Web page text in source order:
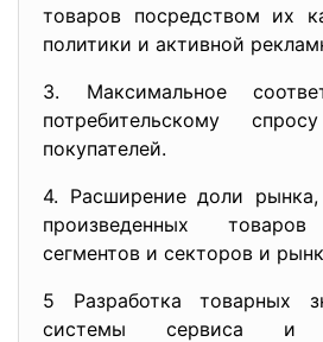
товаров посредством их
политики и активной
3. Максимальное
потребительскому
покупателей.
4. Расширение доли
произведенных товаров
сегментов и секторов и
5 Разработка товарных
системы сервиса и